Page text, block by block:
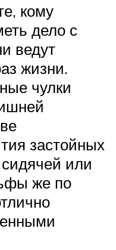
кому
дело с
ведут
жизни.
чулки
застойных
или
же по